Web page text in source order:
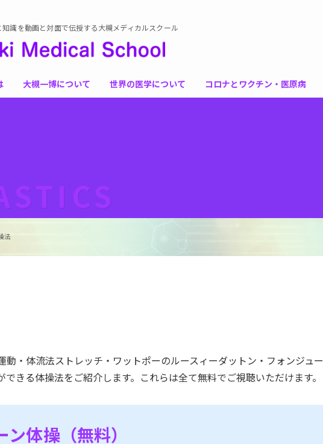
識を動画と対面で伝授する大槻メディカルスクール
大槻一博について 世界の医学について コロナとワクチン・医原病
法
動・体流法ストレッチ・ワットポーのルースィーダットン・フォンジュー
きる体操法をご紹介します。これらは全て無料でご視聴いただけます。
体操（無料）